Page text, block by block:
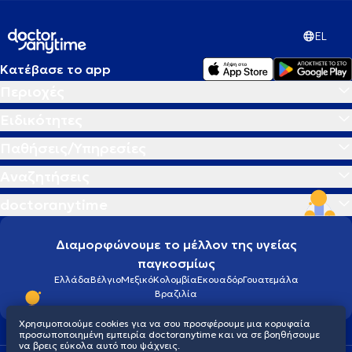
μυοκαρδιοπάθειες, τις βαλβιδοπάθειες, την αρτηριακή υπέρταση,
τη στεφανιαία νόσο και τις αρρυθμίες.
EL
Κατέβασε το app
Διαμορφώνουμε το μέλλον της υγείας
παγκοσμίως
ΕλλάδαΒέλγιοΜεξικόΚολομβίαΕκουαδόρΓουατεμάλα
Βραζιλία
Χρησιμοποιούμε cookies για να σου προσφέρουμε μια κορυφαία
προσωποποιημένη εμπειρία doctoranytime και να σε βοηθήσουμε
να βρεις εύκολα αυτό που ψάχνεις.